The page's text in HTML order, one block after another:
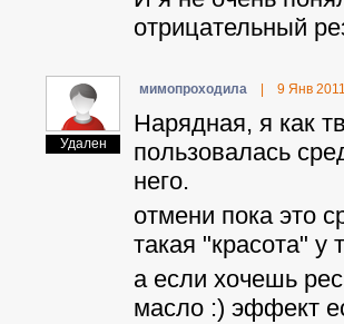
отрицательный
Удален
мимопроходила 9 Янв
Нарядная, я как
пользовалась
него.
отмени пока это
такая "красота" у
а если хочешь
масло :) эффект